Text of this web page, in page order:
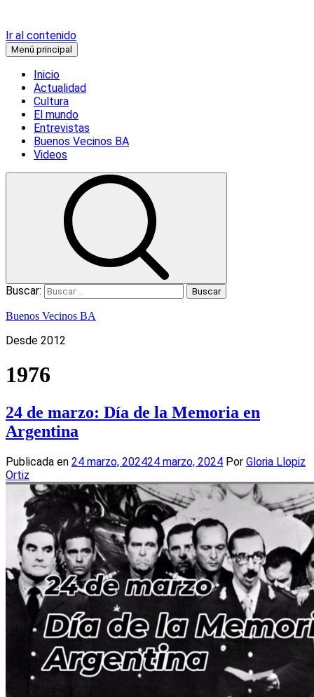
Ir al contenido
Menú principal
Inicio
Actualidad
Cultura
El mundo
Entrevistas
Buenos Vecinos BA
Videos
Buscar:
Buenos Vecinos BA
Desde 2012
1976
24 de marzo: Día de la Memoria en
Argentina
Publicada en 24 marzo, 202424 marzo, 2024 Por Gloria Llopiz
Ortiz